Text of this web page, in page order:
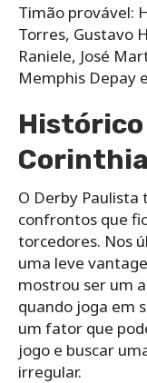
Timão provável:
Torres, Gustavo
Raniele, José
Memphis Depay
O Derby
confrontos que
torcedores. Nos
uma leve
mostrou ser um
quando joga em
um fator que
jogo e buscar
irregular.